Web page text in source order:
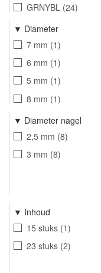
GRNYBL 24
ABIN 4
ABPR 9
ABID 14
ABMUG
ABGU
9
Diameter
7 mm 1
6 mm 1
5 mm 1
8 mm 1
6-13 mm
1
16-24 mm
18-30 mm
Diameter nagel
2,5 mm 8
3 mm 8
Inhoud
15 stuks 1
23 stuks 2